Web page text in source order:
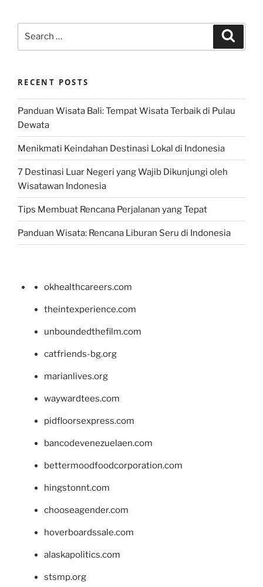
RECENT POSTS
Panduan Wisata Bali: Tempat Wisata Terbaik di Pulau
Dewata
Menikmati Keindahan Destinasi Lokal di Indonesia
7 Destinasi Luar Negeri yang Wajib Dikunjungi oleh
Wisatawan Indonesia
Tips Membuat Rencana Perjalanan yang Tepat
Panduan Wisata: Rencana Liburan Seru di Indonesia
okhealthcareers.com
theintexperience.com
unboundedthefilm.com
catfriends-bg.org
marianlives.org
waywardtees.com
pidfloorsexpress.com
bancodevenezuelaen.com
bettermoodfoodcorporation.com
hingstonnt.com
chooseagender.com
hoverboardssale.com
alaskapolitics.com
stsmp.org